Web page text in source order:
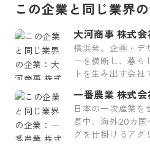
この企業と同じ業界
大河商事 株式会
横浜発。企画・デ
ーを横断し、暮ら
トを生み出す会社
一番農業 株式会
日本の一次産業を
長中、海外20カ国
グを仕掛けるアグ